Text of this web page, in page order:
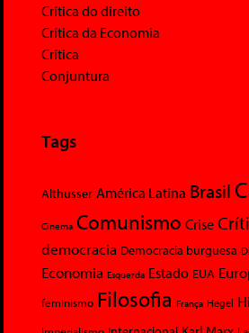
Crítica do direito
Crítica da Economia
Crítica
Conjuntura
Tags
Althusser América Latina Brasil
Cinema Comunismo Crise
democracia Democracia burguesa
Economia Esquerda Estado EUA
feminismo Filosofia França Hegel